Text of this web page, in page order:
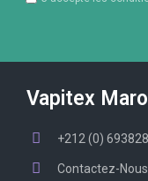
Vapitex
+212 (0)
Contactez-Nous